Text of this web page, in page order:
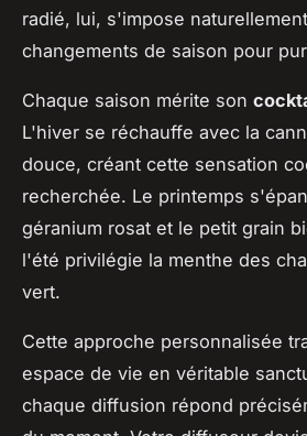
radié, lui, s'impose
changements de saison pour
Chaque saison mérite son
L'hiver se réchauffe avec la
douce, créant cette sensation
recherchée. Le printemps
géranium rosat et le petit grain
l'été privilégie la menthe des
vert.
Cette approche personnalisée
espace de vie en véritable
chaque diffusion répond